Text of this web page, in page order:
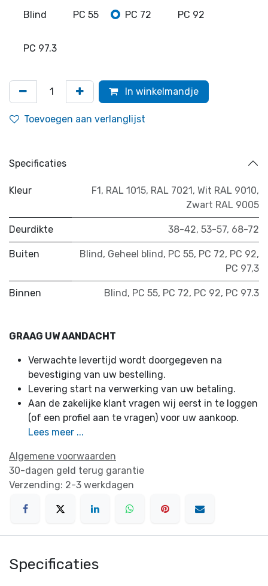
Blind PC 55 PC 72 PC 92
PC 97.3
In winkelmandje
Toevoegen aan verlanglijst
Specificaties
Kleur F1 , RAL 1015, RAL 7021 , Wit RAL 9010,
Zwart RAL 9005
Deurdikte 38-42, 53-57, 68-72
Buiten Blind , Geheel blind , PC 55, PC 72, PC 92,
PC 97,3
Binnen Blind , PC 55, PC 72, PC 92, PC 97.3
GRAAG UW AANDACHT
Verwachte levertijd wordt doorgegeven na
bevestiging van uw bestelling.
Levering start na verwerking van uw betaling.
Aan de zakelijke klant vragen wij eerst in te loggen
(of een profiel aan te vragen) voor uw aankoop.
Lees meer ...
Algemene voorwaarden
30-dagen geld terug garantie
Verzending: 2-3 werkdagen
Specificaties